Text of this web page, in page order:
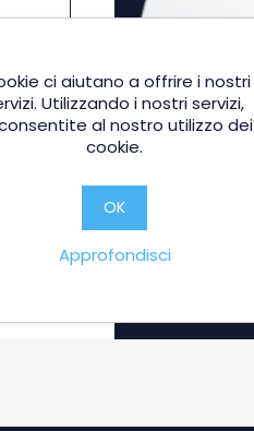
ci aiutano a offrire i nostri
Utilizzando i nostri servizi,
al nostro utilizzo dei
cookie.
OK
Approfondisci